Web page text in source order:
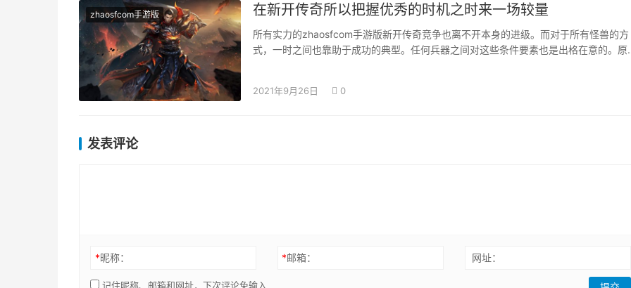
zhaosfcom手游版 在新开传奇所以把握优秀的时机之时来一场较量
所有实力的zhaosfcom手游版新开传奇竞争也离不开本身的进级。而对于所有怪兽的方
式，一时之间也靠助于成功的典型。任何兵器之间对这些条件要素也是出格在意的。原
2021年9月26日 0
发表评论
*昵称： *邮箱： 网址：
记住昵称、邮箱和网址，下次评论免输入